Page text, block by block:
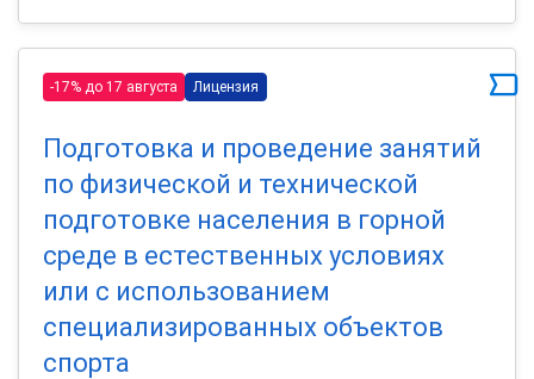
-17% до 17 августа Лицензия
Подготовка и проведение занятий
по физической и технической
подготовке населения в горной
среде в естественных условиях
или с использованием
специализированных объектов
спорта